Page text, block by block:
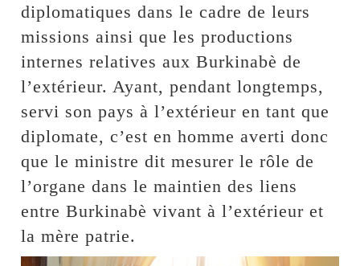
diplomatiques dans le cadre de leurs
missions ainsi que les productions
internes relatives aux Burkinabè de
l’extérieur. Ayant, pendant longtemps,
servi son pays à l’extérieur en tant que
diplomate, c’est en homme averti donc
que le ministre dit mesurer le rôle de
l’organe dans le maintien des liens
entre Burkinabè vivant à l’extérieur et
la mère patrie.